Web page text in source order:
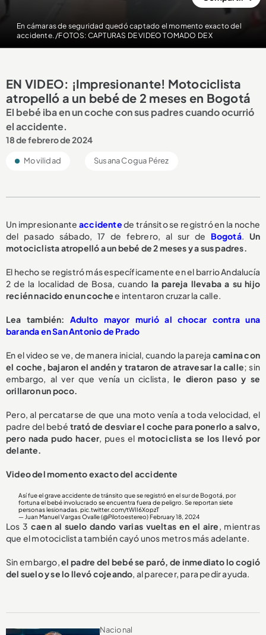
En cámaras de seguridad quedó captado el momento exacto del
accidente. /FOTOS: CAPTURAS DE VIDEO TOMADO DE X
EN VIDEO: ¡Impresionante! Motociclista
atropelló a un bebé de 2 meses en Bogotá
El bebé iba en un coche con sus padres cuando ocurrió
el accidente.
18 de febrero de 2024
Movilidad Susana Cogua Pérez
Un impresionante accidentede tránsito se registró en la noche
del pasado sábado, 17 de febrero, al sur de Bogotá. Un
motociclista atropelló a un bebé de 2 meses y a sus padres.
El hecho se registró más específicamente en el barrio Andalucía
2 de la localidad de Bosa, cuando la pareja llevaba a su hijo
recién nacido en un cochee intentaron cruzar la calle.
Lea también: Adulto mayor murió al chocar contra una
baranda en San Antonio de Prado
En el video se ve, de manera inicial, cuando la pareja camina con
el coche, bajaron el andén y trataron de atravesar la calle; sin
embargo, al ver que venía un ciclista,le dieron paso y se
orillaron un poco.
Pero, al percatarse de que una moto venía a toda velocidad, el
padre del bebé trató de desviar el coche para ponerlo a salvo,
pero nada pudo hacer, pues elmotociclista se los llevó por
delante.
Video del momento exacto del accidente
Así fue el grave accidente de tránsito que se registró en el sur de Bogotá, por
fortuna el bebé involucrado se encuentra fuera de peligro. Se reportan siete
personas lesionadas.pic.twitter.com/tWII6XopzT
— Juan Manuel Vargas Ovalle (@Pilotoestereo)February 18, 2024
Los 3caen al suelo dando varias vueltas en el aire, mientras
que el motociclista también cayó unos metros más adelante.
Sin embargo,el padre del bebé se paró, de inmediato lo cogió
del suelo y se lo llevó cojeando, al parecer, para pedir ayuda.
Nacional